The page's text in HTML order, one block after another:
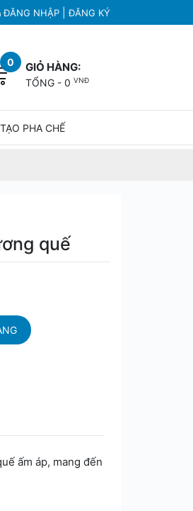
ĐĂNG NHẬP |ĐĂNG KÝ
0 GIỎ HÀNG:
TỔNG - 0 VNĐ
PHA CHẾ
quế
ấm áp, mang đến